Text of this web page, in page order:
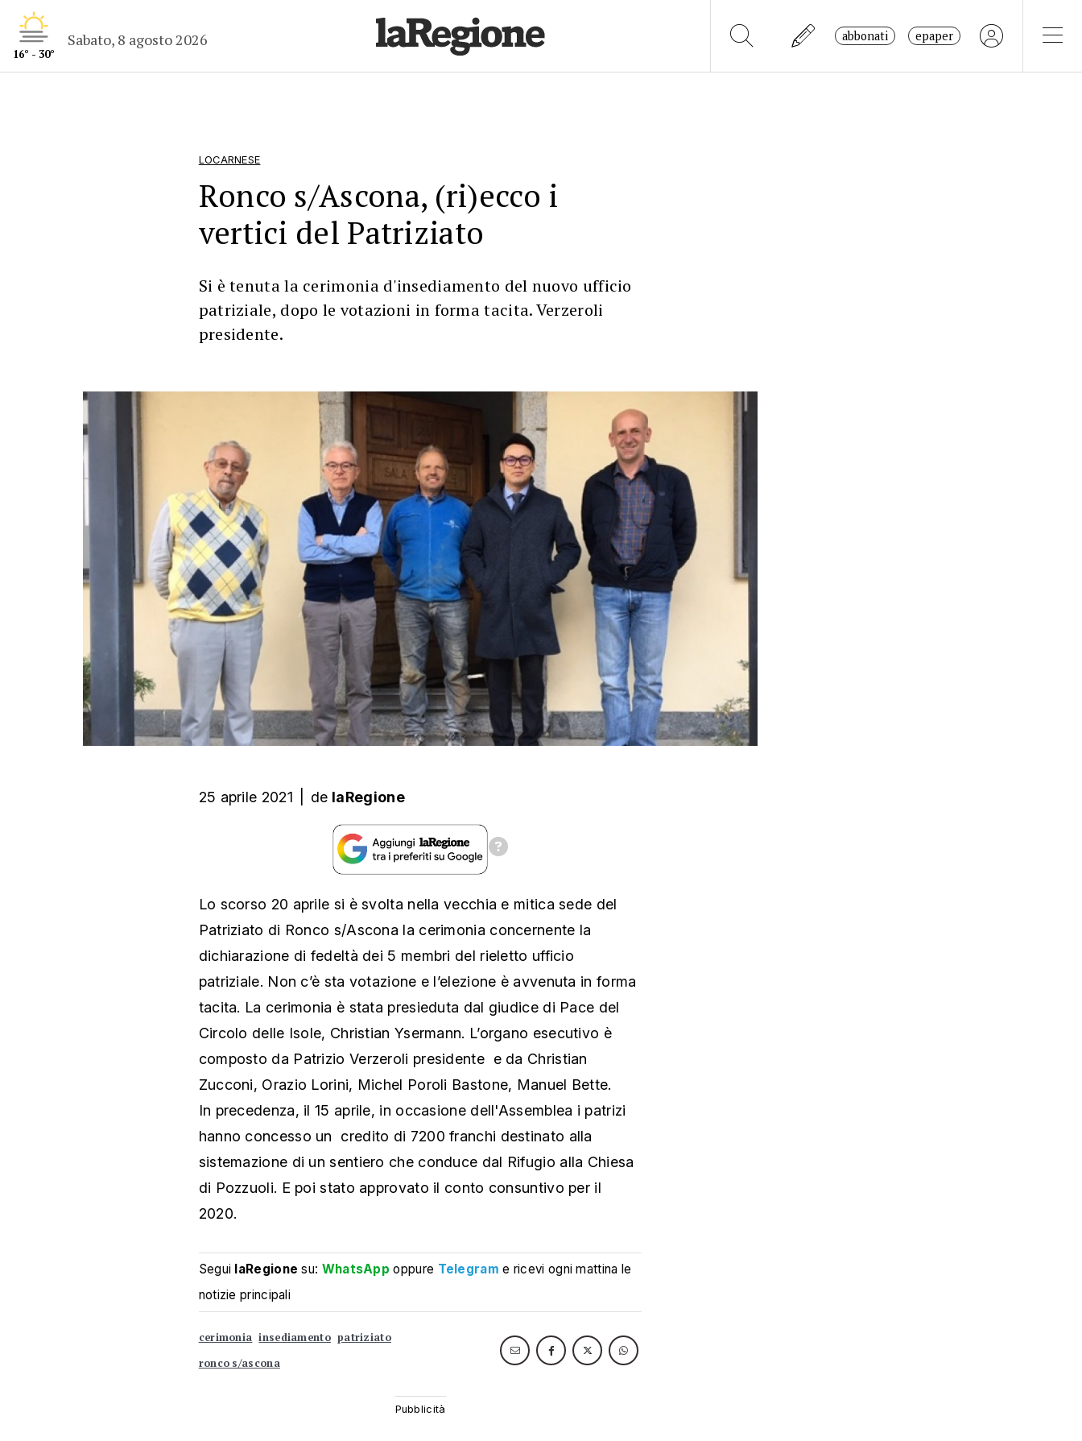
16° - 30°
Sabato, 8 agosto 2026 abbonati epaper
LOCARNESE
Ronco s/Ascona, (ri)ecco i
vertici del Patriziato
Si è tenuta la cerimonia d'insediamento del nuovo ufficio
patriziale, dopo le votazioni in forma tacita. Verzeroli
presidente.
25 aprile 2021 de laRegione
Lo scorso 20 aprile si è svolta nella vecchia e mitica sede del
Patriziato di Ronco s/Ascona la cerimonia concernente la
dichiarazione di fedeltà dei 5 membri del rieletto ufficio
patriziale. Non c’è sta votazione e l’elezione è avvenuta in forma
tacita. La cerimonia è stata presieduta dal giudice di Pace del
Circolo delle Isole, Christian Ysermann. L’organo esecutivo è
composto da Patrizio Verzeroli presidente e da Christian
Zucconi, Orazio Lorini, Michel Poroli Bastone, Manuel Bette.
In precedenza, il 15 aprile, in occasione dell'Assemblea i patrizi
hanno concesso un credito di 7200 franchi destinato alla
sistemazione di un sentiero che conduce dal Rifugio alla Chiesa
di Pozzuoli. E poi stato approvato il conto consuntivo per il
2020.
Segui laRegione su: WhatsApp oppure Telegram e ricevi ogni mattina le
notizie principali
cerimonia insediamento patriziato
ronco s/ascona